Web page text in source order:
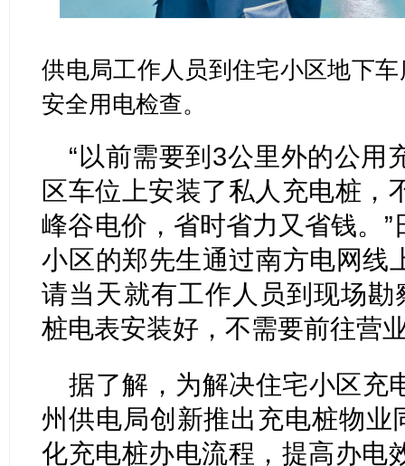
供电局工作人员到住宅小区地下
安全用电检查。
“以前需要到3公里外的公用
区车位上安装了私人充电桩，
峰谷电价，省时省力又省钱。
小区的郑先生通过南方电网线
请当天就有工作人员到现场
桩电表安装好，不需要前往营
据了解，为解决住宅小区充
州供电局创新推出充电桩物业
化充电桩办电流程，提高办电